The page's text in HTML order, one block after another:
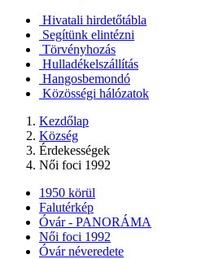
Hivatali hirdetőtábla
Segítünk elintézni
Törvényhozás
Hulladékelszállítás
Hangosbemondó
Közösségi hálózatok
Kezdőlap
Község
Érdekességek
Női foci 1992
1950 körül
Falutérkép
Óvár - PANORÁMA
Női foci 1992
Óvár néveredete